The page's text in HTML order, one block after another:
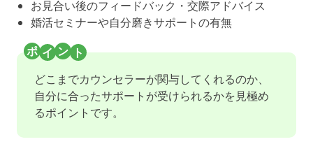
お見合い後のフィードバック・交際アドバイス
婚活セミナーや自分磨きサポートの有無
どこまでカウンセラーが関与してくれるのか、
自分に合ったサポートが受けられるかを見極め
るポイントです。